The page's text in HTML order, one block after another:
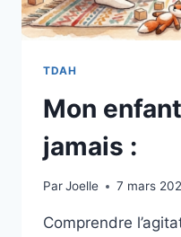
TDAH
Mon
jamais :
ParJoelle 7 mars
Comprendre